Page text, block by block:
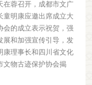
当今中国文化遗产保
社会的文化遗产保护意
经不是梁思成那个时代
保护工作不重视，而是
念和技术层面的问题。
会。比如长城保护工
出长城保护还存在不
在蓉召开，成都市文广
童明康应邀出席成立大
会的成立表示祝贺，强
展和加强宣传引导，发
康理事长和四川省文化
文物古迹保护协会揭